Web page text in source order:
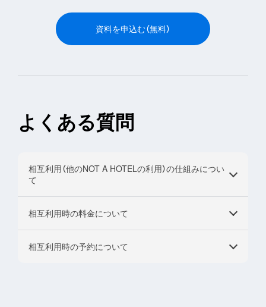
資料を申込む（無料）
よくある質問
相互利用（他のNOT A HOTELの利用）の仕組みについ
て
自己利用日数を使用することで、他のNOT A HOTELを利用でき
ます。
今後開発予定のNOT A HOTELも相互利用の対象となります。
相互利用時の料金について
所有しているNOT A HOTELと相互利用先との宿泊料金の差額を
相互利用時の予約について